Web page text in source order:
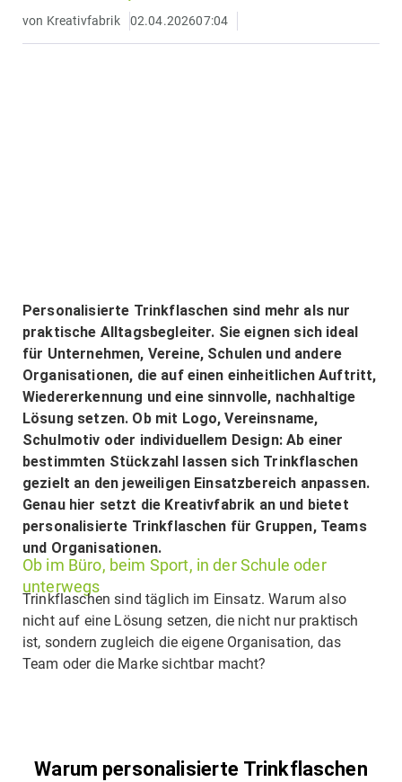
von Kreativfabrik 02.04.202607:04
Personalisierte Trinkflaschen sind mehr als nur
praktische Alltagsbegleiter. Sie eignen sich ideal
für Unternehmen, Vereine, Schulen und andere
Organisationen, die auf einen einheitlichen Auftritt,
Wiedererkennung und eine sinnvolle, nachhaltige
Lösung setzen. Ob mit Logo, Vereinsname,
Schulmotiv oder individuellem Design: Ab einer
bestimmten Stückzahl lassen sich Trinkflaschen
gezielt an den jeweiligen Einsatzbereich anpassen.
Genau hier setzt die Kreativfabrik an und bietet
personalisierte Trinkflaschen für Gruppen, Teams
und Organisationen.
Ob im Büro, beim Sport, in der Schule oder
unterwegs
Trinkflaschen sind täglich im Einsatz. Warum also
nicht auf eine Lösung setzen, die nicht nur praktisch
ist, sondern zugleich die eigene Organisation, das
Team oder die Marke sichtbar macht?
Warum personalisierte Trinkflaschen